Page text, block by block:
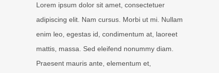
Lorem ipsum dolor sit amet, consectetuer
adipiscing elit. Nam cursus. Morbi ut mi. Nullam
enim leo, egestas id, condimentum at, laoreet
mattis, massa. Sed eleifend nonummy diam.
Praesent mauris ante, elementum et,